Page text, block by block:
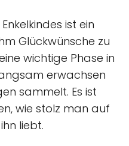
ist ein
Glückwünsche zu
wichtige Phase in
erwachsen
sammelt. Es ist
wie stolz man auf
liebt.